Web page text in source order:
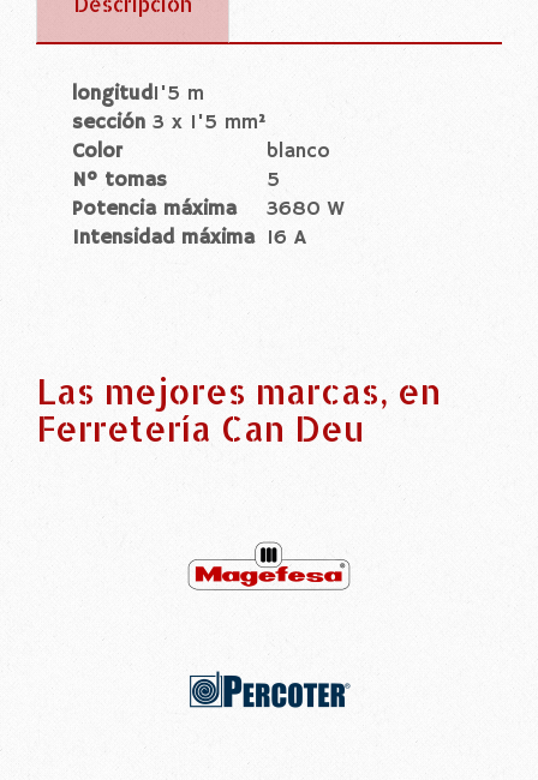
longitud1'5 m
sección 3 x 1'5 mm²
Color
blanco
Nº tomas
5
Potencia máxima
3680 W
Intensidad máxima 16 A
Las mejores marcas, en
Ferretería Can Deu